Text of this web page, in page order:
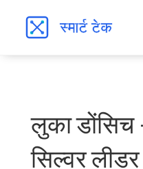
लुका
सिल्वर